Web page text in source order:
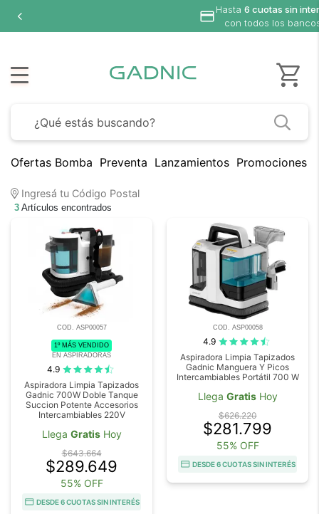
Hasta 6 cuotas sin
con todos los
Ofertas Bomba Preventa Lanzamientos Promociones
Ingresá tu Código Postal
3 Artículos encontrados
COD. ASP00057
1º MÁS VENDIDO
EN ASPIRADORAS
4.9
Aspiradora Limpia Tapizados
Gadnic 700W Doble Tanque
Succion Potente Accesorios
Intercambiables 220V
Llega GratisHoy
$643.664
$289.649
55% OFF
DESDE 6 CUOTAS SIN INTERÉS
COD. ASP00058
4.9
Aspiradora Limpia Tapizados
Gadnic Manguera Y Picos
Intercambiables Portátil 700 W
Llega GratisHoy
$626.220
$281.799
55% OFF
DESDE 6 CUOTAS SIN INTERÉS